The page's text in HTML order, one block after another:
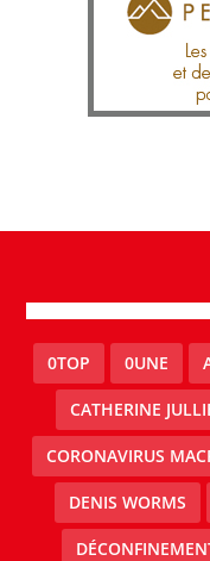
0TOP 0UNE
CATHERINE
CORONAVIRUS
DENIS WORMS